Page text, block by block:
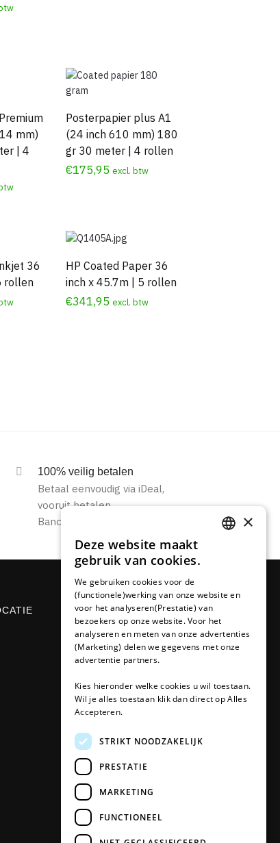
mm)
| 4
Posterpapier plus A1
(24 inch 610 mm) 180
gr 30 meter | 4 rollen
€175,95 excl. btw
36
rollen
HP Coated Paper 36
inch x 45.7m | 5 rollen
€341,95 excl. btw
100% veilig betalen
Betaal eenvoudig via iDeal,
vooruit betalen,
Bancontact of op rekening.
CONTACT
Udenseweg 8B
5405 PA Uden
info(@)plotterwinkel.
nl
Tel. 0492-325963
Btw:
NL857053759B01
GERMAN
×
Deze website maakt
gebruik van cookies.
We gebruiken cookies voor de
(functionele)werking van onze website en
voor het analyseren(Prestatie) van
bezoekers op onze website. Voor het
analyseren en meten van onze advertenties
(Marketing) delen we gegevens met onze
advertentie partners.
Kies hieronder welke cookies u wil toestaan.
Wil je alles toestaan klik dan direct op Alles
Accepteren.
STRIKT NOODZAKELIJK
PRESTATIE
MARKETING
FUNCTIONEEL